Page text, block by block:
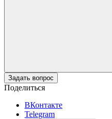
Задать вопрос
Поделиться
ВКонтакте
Telegram